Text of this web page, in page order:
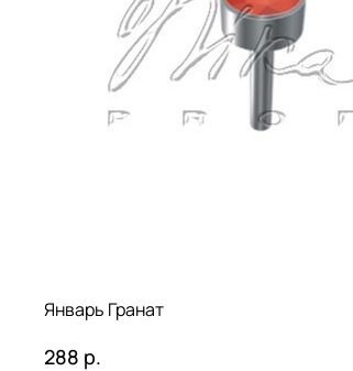
Январь Гранат
288 р.